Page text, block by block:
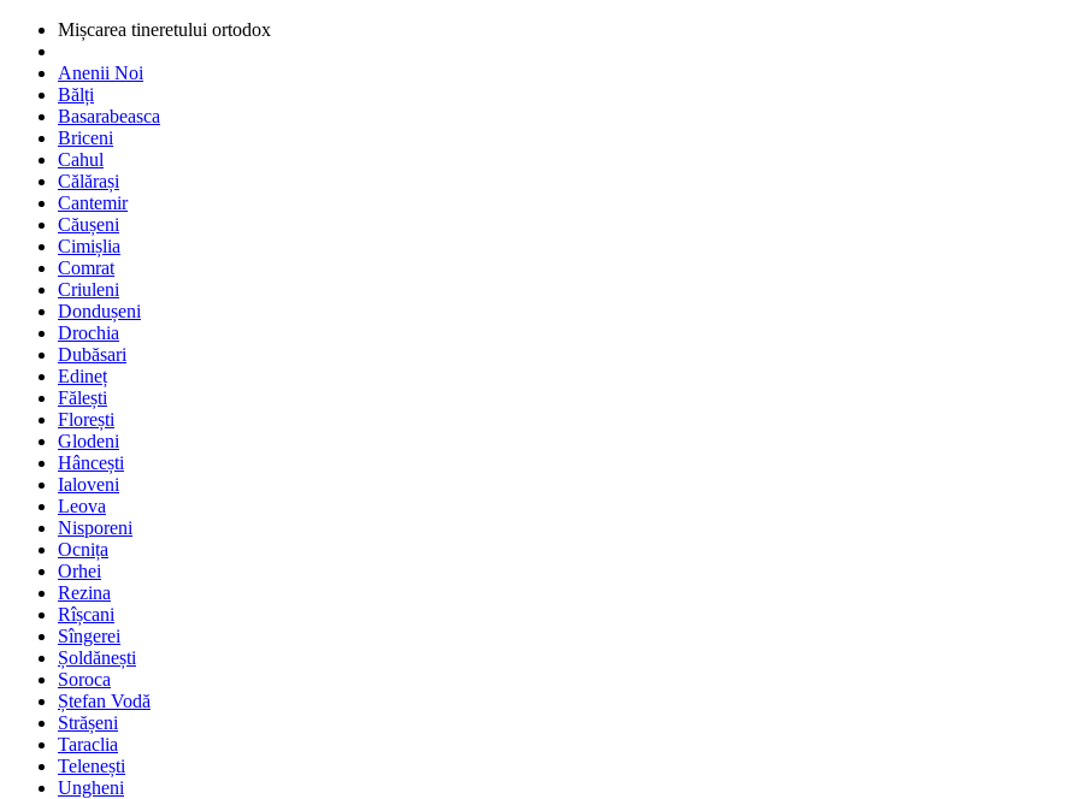
Mișcarea tineretului ortodox
Anenii Noi
Bălți
Basarabeasca
Briceni
Cahul
Călărași
Cantemir
Căușeni
Cimișlia
Comrat
Criuleni
Dondușeni
Drochia
Dubăsari
Edineț
Fălești
Florești
Glodeni
Hâncești
Ialoveni
Leova
Nisporeni
Ocnița
Orhei
Rezina
Rîșcani
Sîngerei
Șoldănești
Soroca
Ștefan Vodă
Strășeni
Taraclia
Telenești
Ungheni